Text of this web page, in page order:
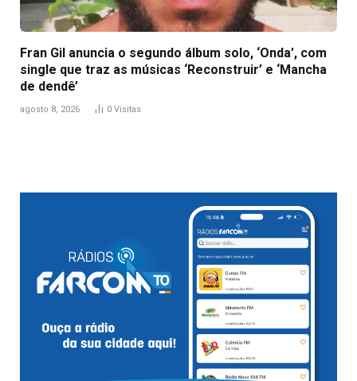
Fran Gil anuncia o segundo álbum solo, ‘Onda’, com
single que traz as músicas ‘Reconstruir’ e ‘Mancha
de dendê’
agosto 8, 2026 0 Visitas